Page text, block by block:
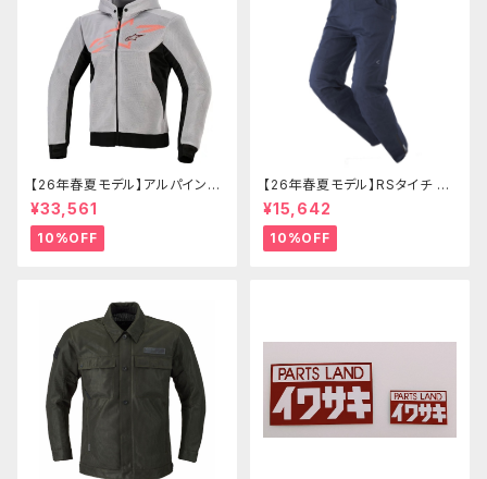
【26年春夏モデル】アルパインス
ターズ CHROME SUPERAIRF
LOW HOODIE
¥33,561
10%OFF
【26年春夏モデル】RSタイチ RS
Y274 コーデュラライトデニムパ
ンツ
¥15,642
10%OFF